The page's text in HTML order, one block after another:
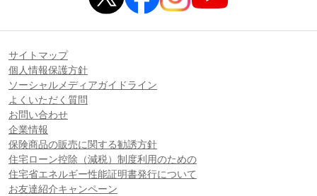
サイトマップ
個人情報保護方針
ソーシャルメディアガイドライン
よくいただく質問
お問い合わせ
企業情報
保険商品の販売に関する勧誘方針
住宅ローン控除（減税）制度利用のための
住宅省エネルギー性能証明書発行について
お友達紹介キャンペーン